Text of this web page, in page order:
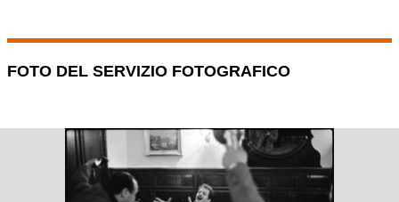
FOTO DEL SERVIZIO FOTOGRAFICO